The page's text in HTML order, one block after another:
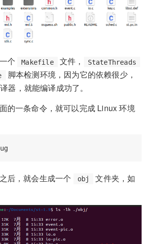
个 Makefile 文件， StateThreads
脚本检测环境，因为它的依赖很少，
器，就能编译成功了。
的一条命令，就可以完成 Linux 环境
后，就会生成一个 obj
文件夹，如